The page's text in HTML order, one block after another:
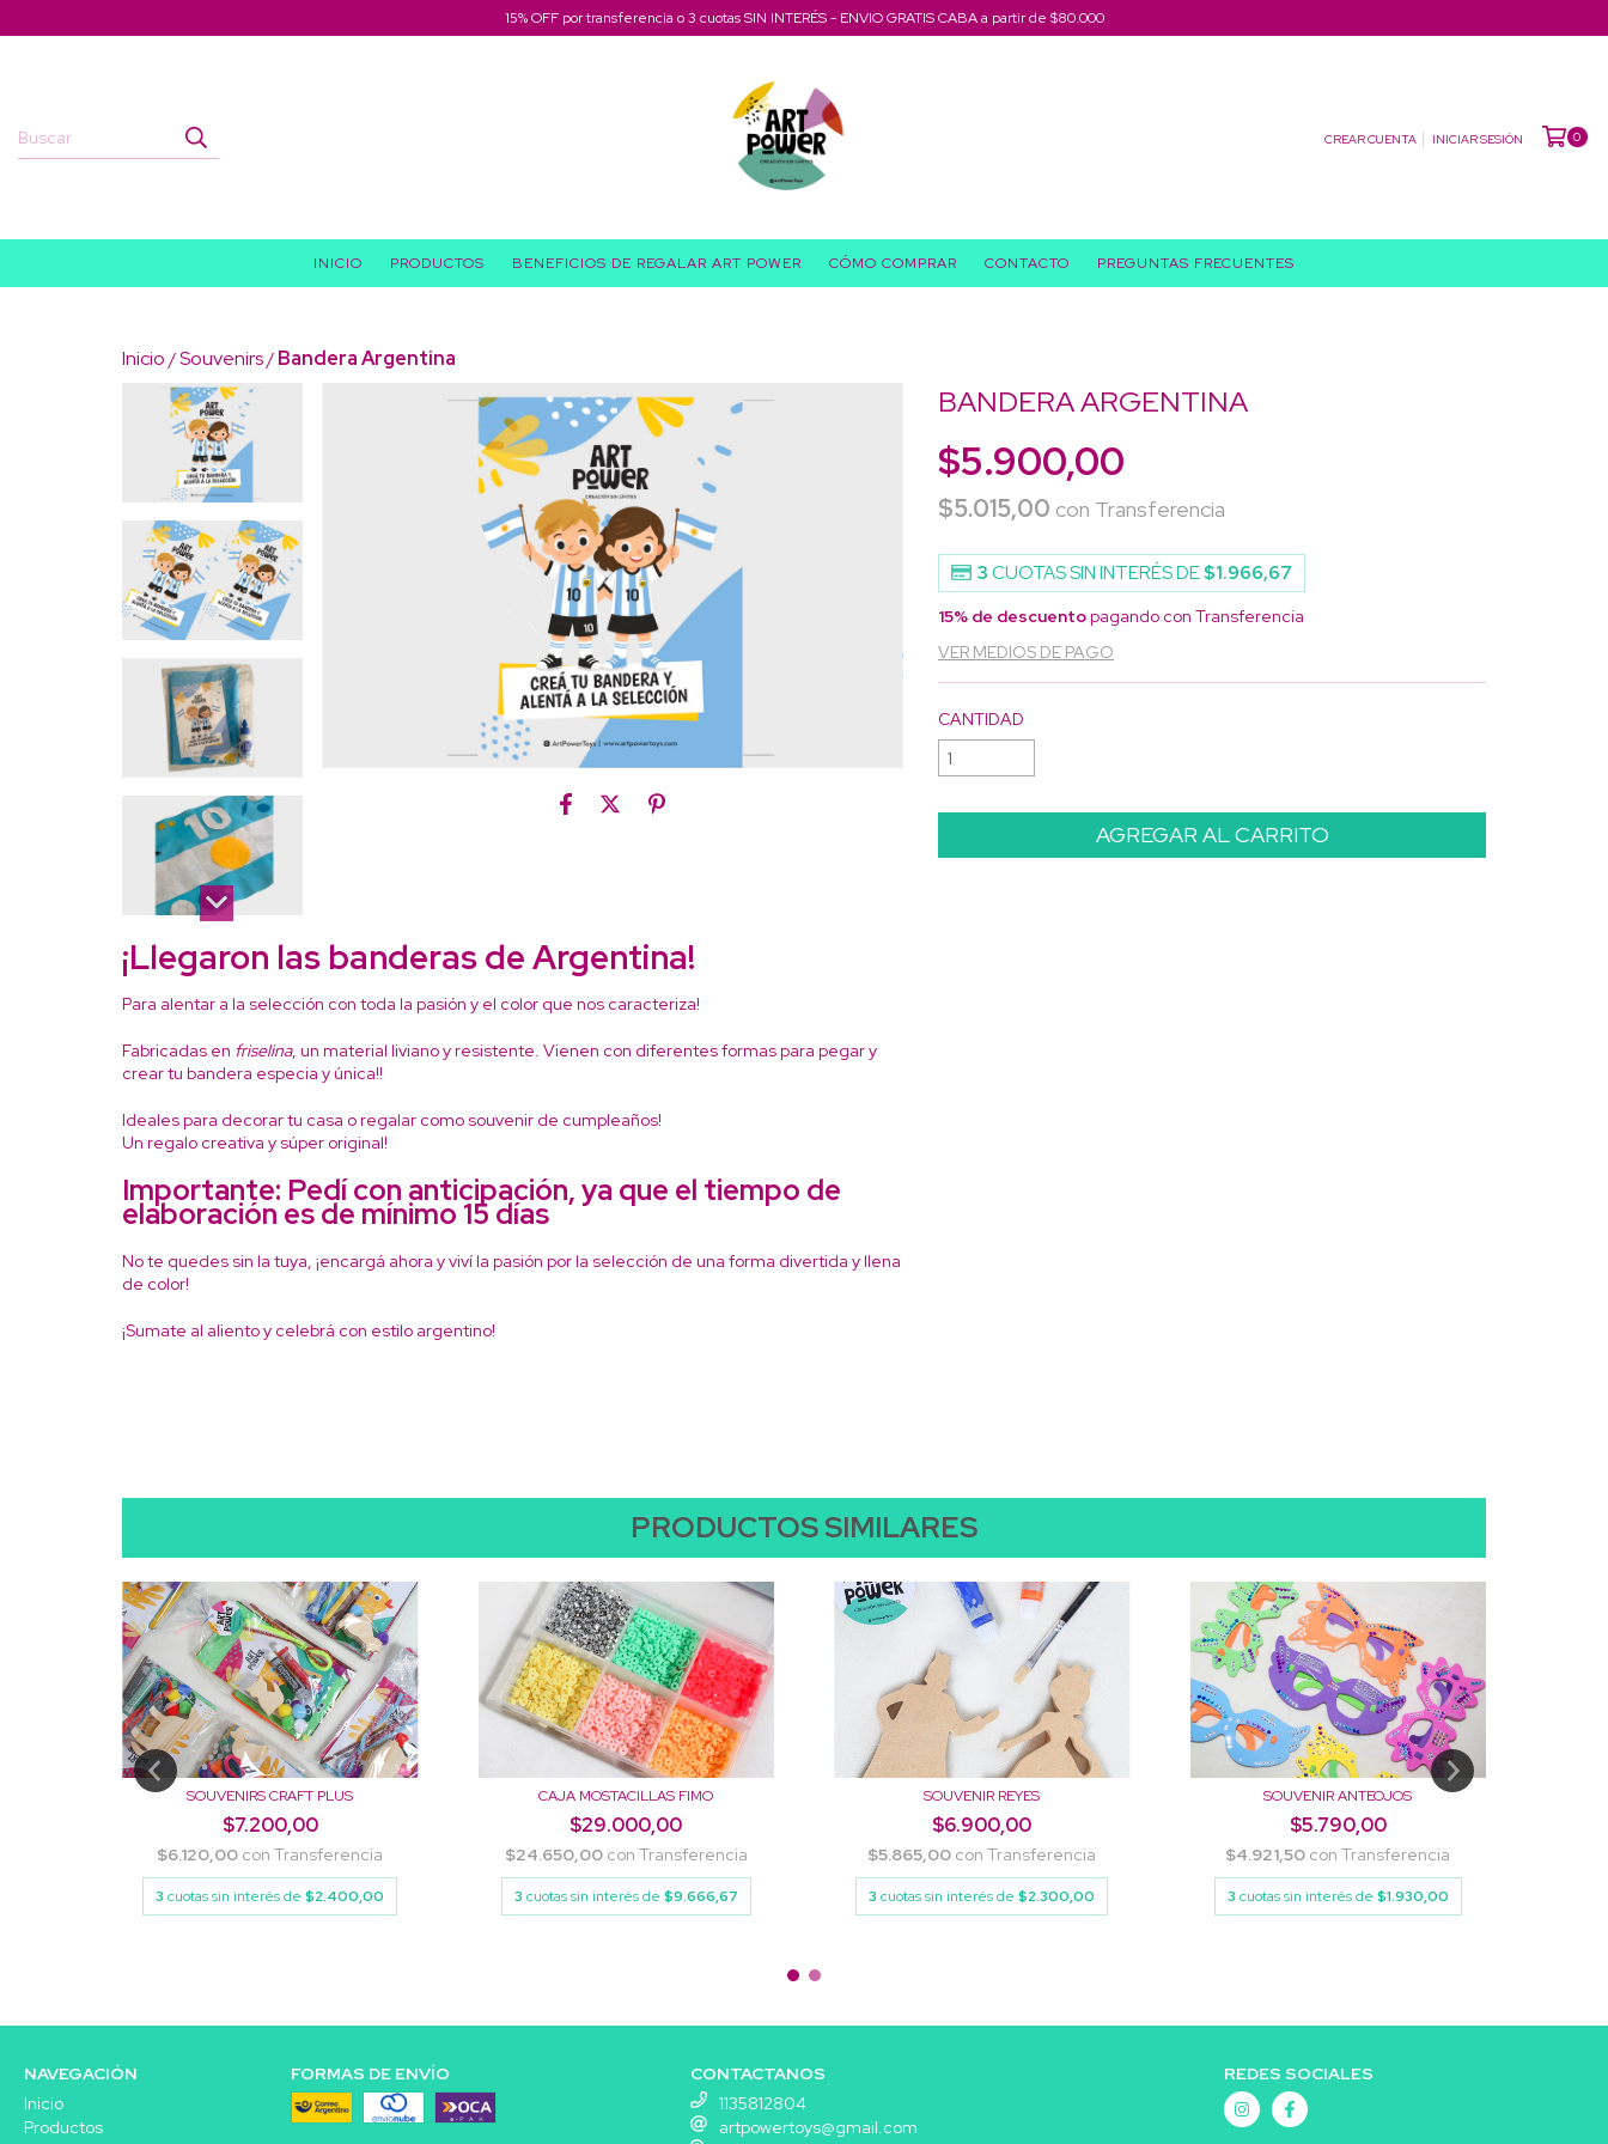
15% OFF por transferencia o 3 cuotas SIN INTERÉS - ENVIO GRATIS CABA a partir de $80.000
CREAR CUENTA INICIAR SESIÓN 0
INICIO PRODUCTOS BENEFICIOS DE REGALAR ART POWER CÓMO COMPRAR CONTACTO PREGUNTAS FRECUENTES
Inicio /Souvenirs/ Bandera Argentina
¡Llegaron las banderas de Argentina!
Para alentar a la selección con toda la pasión y el color que nos caracteriza!
Fabricadas en friselina, un material liviano y resistente. Vienen con diferentes formas para pegar y
crear tu bandera especia y única!!
Ideales para decorar tu casa o regalar como souvenir de cumpleaños!
Un regalo creativa y súper original!
Importante: Pedí con anticipación, ya que el tiempo de
elaboración es de mínimo 15 días
No te quedes sin la tuya, ¡encargá ahora y viví la pasión por la selección de una forma divertida y llena
de color!
¡Sumate al aliento y celebrá con estilo argentino!
BANDERA ARGENTINA
$5.900,00
$5.015,00 con Transferencia
3 CUOTAS SIN INTERÉS DE $1.966,67
15% de descuentopagando con Transferencia
VER MEDIOS DE PAGO
CANTIDAD
PRODUCTOS SIMILARES
SOUVENIRS CRAFT PLUS
$7.200,00
$6.120,00 con Transferencia
3 cuotas sin interés de$2.400,00
CAJA MOSTACILLAS FIMO
$29.000,00
$24.650,00 con Transferencia
3 cuotas sin interés de $9.666,67
SOUVENIR REYES
$6.900,00
$5.865,00 con Transferencia
3 cuotas sin interés de$2.300,00
SOUVENIR ANTEOJOS
$5.790,00
$4.921,50 con Transferencia
3 cuotas sin interés de $1.930,00
NAVEGACIÓN
Inicio
Productos
FORMAS DE ENVÍO
CONTACTANOS
1135812804
artpowertoys@gmail.com
REDES SOCIALES